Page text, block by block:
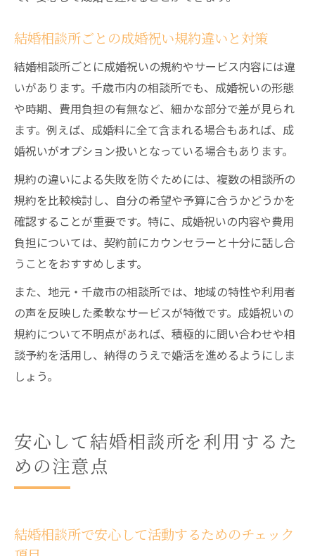
結婚相談所ごとの成婚祝い規約違いと対策
結婚相談所ごとに成婚祝いの規約やサービス内容には違
いがあります。千歳市内の相談所でも、成婚祝いの形態
や時期、費用負担の有無など、細かな部分で差が見られ
ます。例えば、成婚料に全て含まれる場合もあれば、成
婚祝いがオプション扱いとなっている場合もあります。
規約の違いによる失敗を防ぐためには、複数の相談所の
規約を比較検討し、自分の希望や予算に合うかどうかを
確認することが重要です。特に、成婚祝いの内容や費用
負担については、契約前にカウンセラーと十分に話し合
うことをおすすめします。
また、地元・千歳市の相談所では、地域の特性や利用者
の声を反映した柔軟なサービスが特徴です。成婚祝いの
規約について不明点があれば、積極的に問い合わせや相
談予約を活用し、納得のうえで婚活を進めるようにしま
しょう。
安心して結婚相談所を利用するた
めの注意点
結婚相談所で安心して活動するためのチェック